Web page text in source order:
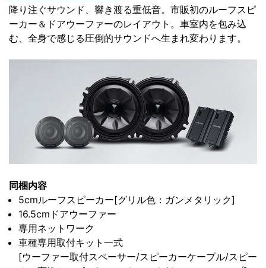
降り注ぐサウンド、響き渡る重低音。市販初のルーフスピ
ーカー＆ドアウーファーのレイアウト。車室内を包み込
む、全身で感じる圧倒的サウンドへ生まれ変わります。
同梱内容
5cmルーフスピーカー[グリル色：ガンメタリック]
16.5cmドアウーファー
専用ネットワーク
車種専用取付キット一式
[ウーファー取付スペーサー/スピーカーケーブル/スピー